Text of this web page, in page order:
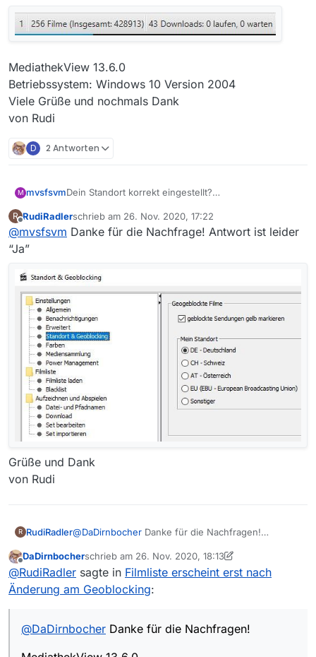
MediathekView 13.6.0
Betriebssystem: Windows 10 Version 2004
Viele Grüße und nochmals Dank
von Rudi
D 2 Antworten
M mvsfsvmDein Standort korrekt eingestellt?
R
Offline
RudiRadlerschrieb am 26. Nov. 2020, 17:22
zuletzt editiert von
@mvsfsvm Danke für die Nachfrage! Antwort ist leider
“Ja”
Grüße und Dank
von Rudi
R RudiRadler@DaDirnbocher Danke für die Nachfragen!
MediathekView 13.6.0
Betriebssystem: Windows 10 Version 2004
Viele Grüße und nochmals Dank
Offline
DaDirnbocherschrieb am 26. Nov. 2020, 18:13
zuletzt editiert von DaDirnbocher
@RudiRadler sagte in Filmliste erscheint erst nach
Änderung am Geoblocking:
@DaDirnbocher Danke für die Nachfragen!